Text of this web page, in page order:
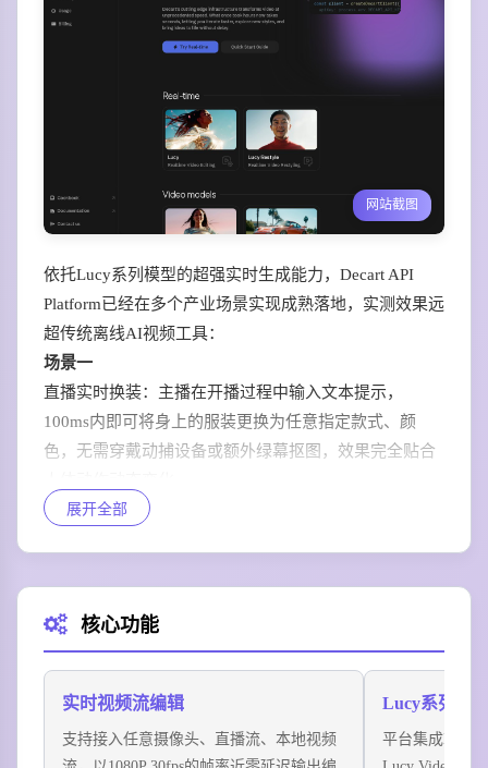
网站截图
依托Lucy系列模型的超强实时生成能力，Decart API
Platform已经在多个产业场景实现成熟落地，实测效果远
超传统离线AI视频工具：
场景一
直播实时换装：主播在开播过程中输入文本提示，
100ms内即可将身上的服装更换为任意指定款式、颜
色，无需穿戴动捕设备或额外绿幕抠图，效果完全贴合
场景二
场景三
机器人训练数据增强：将单次机器人抓取操作的真实录
物理一致的训练样本，无需额外渲染成本即可解决机器
人AI训练数据稀缺问题。
展开全部
核心功能
实时视频流编辑
支持接入任意摄像头、直播流、本地视频
Lucy系列多
平台集成Lucy